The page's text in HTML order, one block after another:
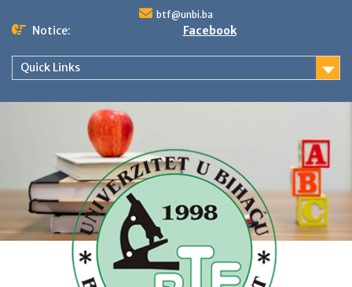
btf@unbi.ba
Notice: Facebook
Quick Links